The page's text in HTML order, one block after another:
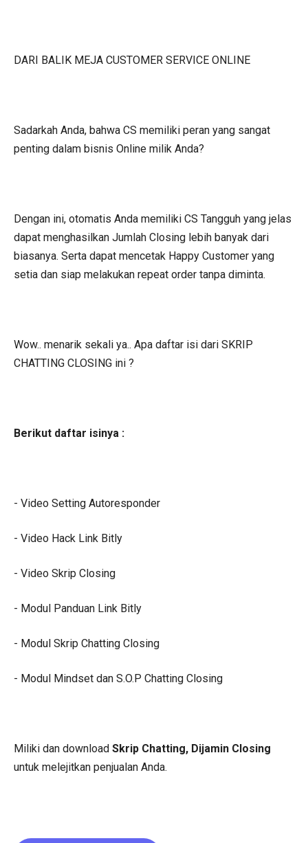
DARI BALIK MEJA CUSTOMER SERVICE ONLINE
Sadarkah Anda, bahwa CS memiliki peran yang sangat
penting dalam bisnis Online milik Anda?
Dengan ini, otomatis Anda memiliki CS Tangguh yang jelas
dapat menghasilkan Jumlah Closing lebih banyak dari
biasanya. Serta dapat mencetak Happy Customer yang
setia dan siap melakukan repeat order tanpa diminta.
Wow.. menarik sekali ya.. Apa daftar isi dari SKRIP
CHATTING CLOSING ini ?
Berikut daftar isinya :
- Video Setting Autoresponder
- Video Hack Link Bitly
- Video Skrip Closing
- Modul Panduan Link Bitly
- Modul Skrip Chatting Closing
- Modul Mindset dan S.O.P Chatting Closing
Miliki dan download Skrip Chatting, Dijamin Closing
untuk melejitkan penjualan Anda.